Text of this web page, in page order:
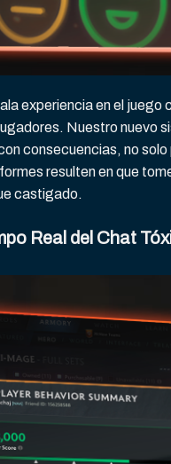
experiencia en el
Nuestro nuevo
consecuencias, no
resulten en que
castigado.
Real del Chat